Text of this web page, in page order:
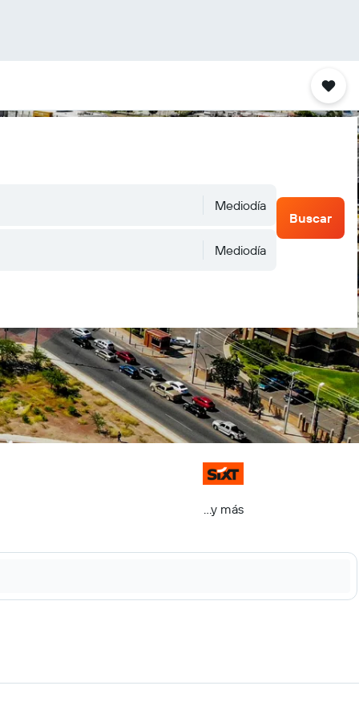
Mediodía
Mediodía
Buscar
...y más